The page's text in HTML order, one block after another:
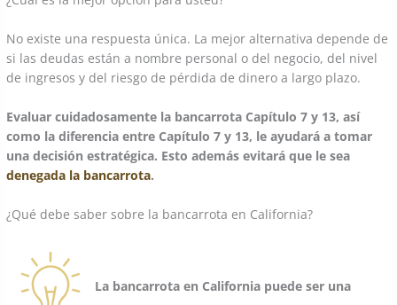
No existe una respuesta única. La mejor alternativa depende de
si las deudas están a nombre personal o del negocio, del nivel
de ingresos y del riesgo de pérdida de dinero a largo plazo.
Evaluar cuidadosamente la bancarrota Capítulo 7 y 13, así
como la diferencia entre Capítulo 7 y 13, le ayudará a tomar
una decisión estratégica. Esto además evitará que le sea
denegada la bancarrota.
¿Qué debe saber sobre la bancarrota en California?
La bancarrota en California puede ser una